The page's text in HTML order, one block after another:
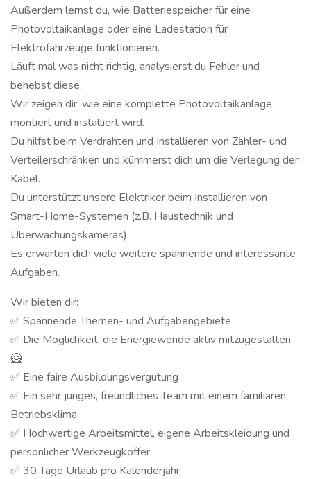
Außerdem lernst du, wie Batteriespeicher für eine
Photovoltaikanlage oder eine Ladestation für
Elektrofahrzeuge funktionieren.
Läuft mal was nicht richtig, analysierst du Fehler und
behebst diese.
Wir zeigen dir, wie eine komplette Photovoltaikanlage
montiert und installiert wird.
Du hilfst beim Verdrahten und Installieren von Zähler- und
Verteilerschränken und kümmerst dich um die Verlegung der
Kabel.
Du unterstützt unsere Elektriker beim Installieren von
Smart-Home-Systemen (z.B. Haustechnik und
Überwachungskameras).
Es erwarten dich viele weitere spannende und interessante
Aufgaben.
Wir bieten dir:
✅ Spannende Themen- und Aufgabengebiete
✅ Die Möglichkeit, die Energiewende aktiv mitzugestalten
🦸
✅ Eine faire Ausbildungsvergütung
✅ Ein sehr junges, freundliches Team mit einem familiären
Betriebsklima
✅ Hochwertige Arbeitsmittel, eigene Arbeitskleidung und
persönlicher Werkzeugkoffer
✅ 30 Tage Urlaub pro Kalenderjahr